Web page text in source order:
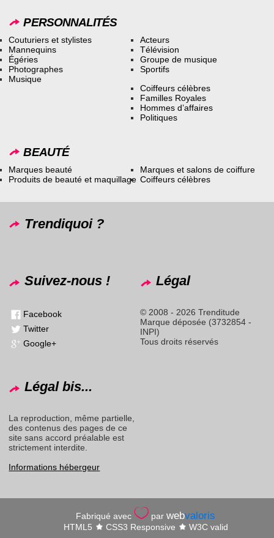
PERSONNALITÉS
Couturiers et stylistes
Mannequins
Égéries
Photographes
Musique
Acteurs
Télévision
Groupe de musique
Sportifs
Coiffeurs célèbres
Familles Royales
Hommes d’affaires
Politiques
BEAUTÉ
Marques beauté
Produits de beauté et maquillage
Marques et salons de coiffure
Coiffeurs célèbres
Trendiquoi ?
Suivez-nous !
Facebook
Twitter
Google+
Légal
© 2008 - 2026 Trenditude
Marque déposée (3732854 -
INPI)
Tous droits réservés
Légal bis...
La reproduction, même partielle,
des contenus des pages de ce
site sans accord préalable est
strictement interdite.
Informations hébergeur
Fabriqué avec parwebvaloris
HTML5 CSS3 Responsive W3C valid